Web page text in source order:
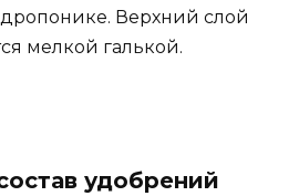
Верхний слой
мелкой галькой.
удобрений